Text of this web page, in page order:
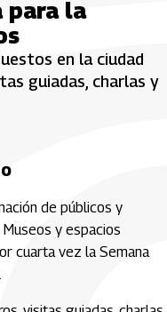
para la
en la ciudad
guiadas, charlas y
de públicos y
y espacios
cuarta vez la Semana